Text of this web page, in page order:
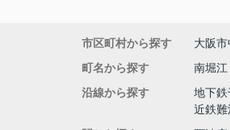
市区町村から探す 大阪市
町名から探す 南堀江
沿線から探す 地下鉄
近鉄難